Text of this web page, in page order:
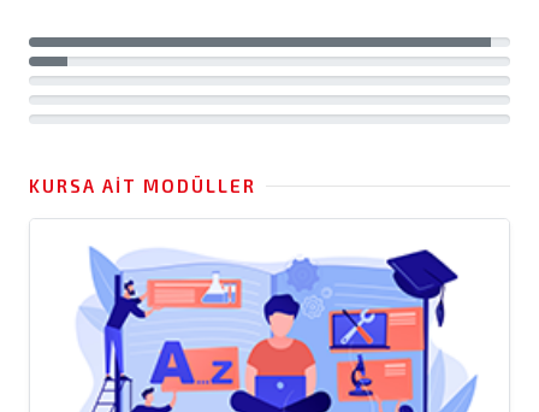
KURSA AIT MODÜLLER